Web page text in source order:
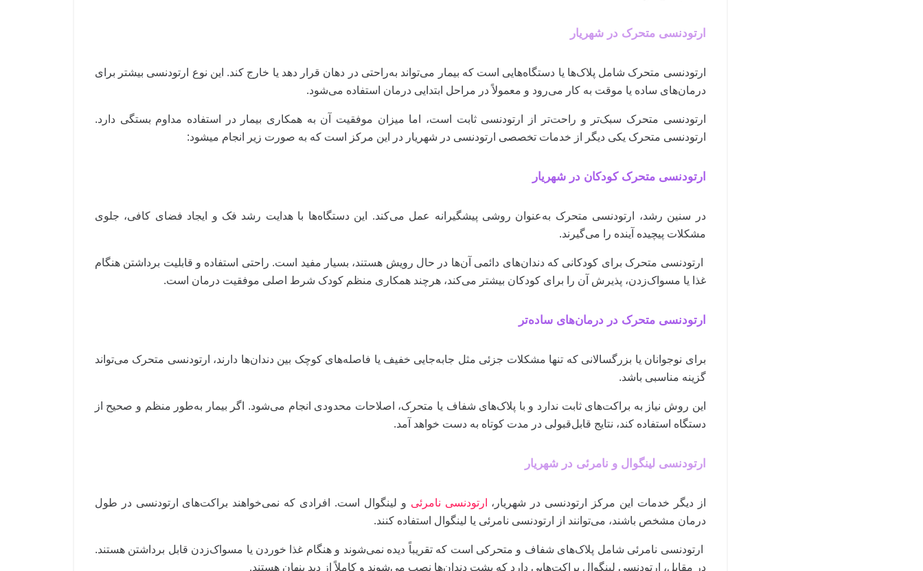
ارتودنسی متحرک در شهریار
ارتودنسی متحرک شامل پلاک‌ها یا دستگاه‌هایی است که بیمار می‌تواند به‌راحتی در دهان قرار دهد یا خارج کند. این نوع ارتودنسی بیشتر برای
درمان‌های ساده یا موقت به کار می‌رود و معمولاً در مراحل ابتدایی درمان استفاده می‌شود.
ارتودنسی متحرک سبک‌تر و راحت‌تر از ارتودنسی ثابت است، اما میزان موفقیت آن به همکاری بیمار در استفاده مداوم بستگی دارد.
ارتودنسی متحرک یکی دیگر از خدمات تخصصی ارتودنسی در شهریار در این‌ مرکز است که به صورت زیر انجام میشود:
ارتودنسی متحرک کودکان در شهریار
در سنین رشد، ارتودنسی متحرک به‌عنوان روشی پیشگیرانه عمل می‌کند. این دستگاه‌ها با هدایت رشد فک و ایجاد فضای کافی، جلوی
مشکلات پیچیده آینده را می‌گیرند.
ارتودنسی متحرک برای کودکانی که دندان‌های دائمی آن‌ها در حال رویش هستند، بسیار مفید است. راحتی استفاده و قابلیت برداشتن هنگام
غذا یا مسواک‌زدن، پذیرش آن را برای کودکان بیشتر می‌کند، هرچند همکاری منظم کودک شرط اصلی موفقیت درمان است.
ارتودنسی متحرک در درمان‌های ساده‌تر
برای نوجوانان یا بزرگسالانی که تنها مشکلات جزئی مثل جابه‌جایی خفیف یا فاصله‌های کوچک بین دندان‌ها دارند، ارتودنسی متحرک می‌تواند
گزینه مناسبی باشد.
این روش نیاز به براکت‌های ثابت ندارد و با پلاک‌های شفاف یا متحرک، اصلاحات محدودی انجام می‌شود. اگر بیمار به‌طور منظم و صحیح از
دستگاه استفاده کند، نتایج قابل‌قبولی در مدت کوتاه به دست خواهد آمد.
ارتودنسی لینگوال و نامرئی در شهریار
از دیگر خدمات این مرکز ارتودنسی در شهریار، ارتودنسی نامرئی و لینگوال است. افرادی که نمی‌خواهند براکت‌های ارتودنسی در طول
درمان مشخص باشند، می‌توانند از ارتودنسی نامرئی یا لینگوال استفاده کنند.
ارتودنسی نامرئی شامل پلاک‌های شفاف و متحرکی است که تقریباً دیده نمی‌شوند و هنگام غذا خوردن یا مسواک‌زدن قابل برداشتن هستند.
در مقابل، ارتودنسی لینگوال براکت‌هایی دارد که پشت دندان‌ها نصب می‌شوند و کاملاً از دید پنهان هستند.